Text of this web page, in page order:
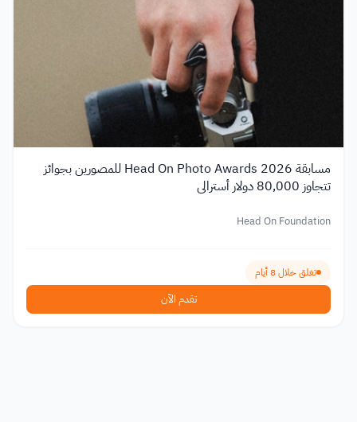
مسابقة Head On Photo Awards 2026 للمصورين بجوائز
تتجاوز 80,000 دولار أسترالي
Head On Foundation
تغلق خلال 8 أيام
تقدم الآن